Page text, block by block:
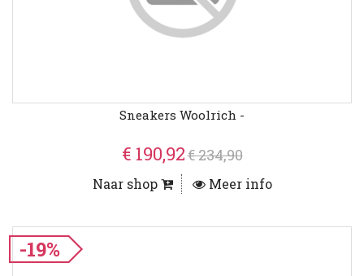
Sneakers Woolrich -
€ 190,92€ 234,90
Naar shop Meer info
-19%